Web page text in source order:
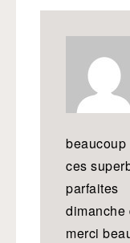
ces
dimanche
merci